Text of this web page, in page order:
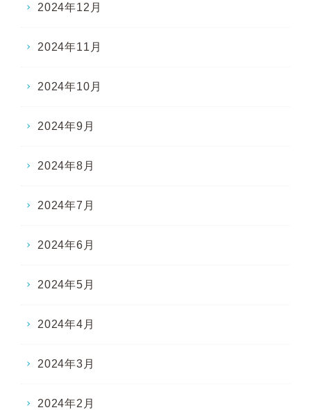
2024年12月
2024年11月
2024年10月
2024年9月
2024年8月
2024年7月
2024年6月
2024年5月
2024年4月
2024年3月
2024年2月